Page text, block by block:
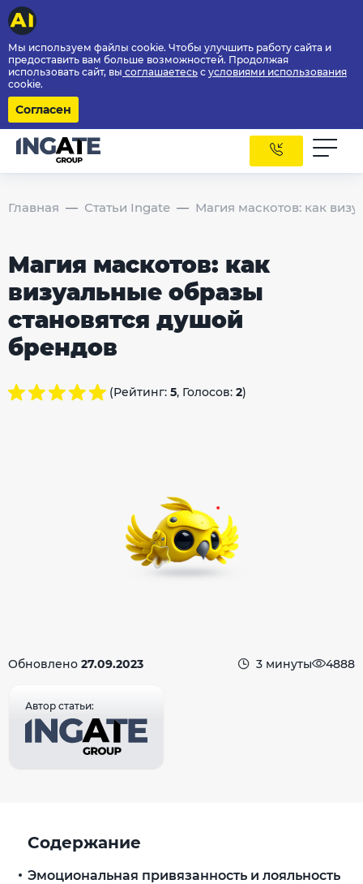
Мы используем файлы cookie. Чтобы улучшить работу сайта и
предоставить вам больше возможностей. Продолжая
использовать сайт, вы соглашаетесь с условиями использования
cookie.
Согласен
Главная Статьи Ingate Магия маскотов: как
Магия маскотов: как
визуальные образы
становятся душой
брендов
(Рейтинг: 5, Голосов: 2)
Обновлено 27.09.2023 3 минуты 4888
Автор статьи:
Содержание
Эмоциональная привязанность и лояльность